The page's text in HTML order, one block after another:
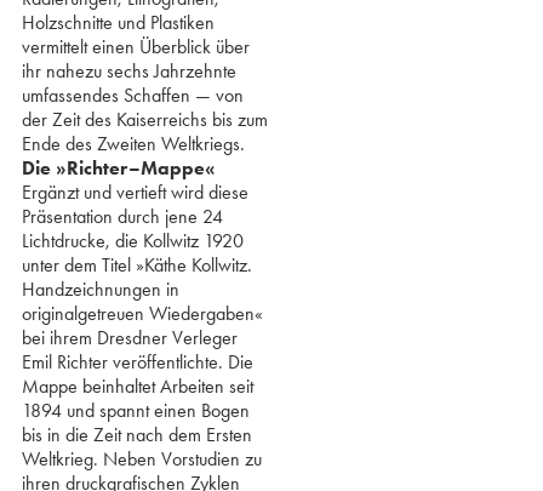
Holzschnitte und Plastiken
vermittelt einen Überblick über
ihr nahezu sechs Jahrzehnte
umfassendes Schaffen — von
der Zeit des Kaiserreichs bis zum
Ende des Zweiten Weltkriegs.
Die »Richter–Mappe«
Ergänzt und vertieft wird diese
Präsentation durch jene 24
Lichtdrucke, die Kollwitz 1920
unter dem Titel »Käthe Kollwitz.
Handzeichnungen in
originalgetreuen Wiedergaben«
bei ihrem Dresdner Verleger
Emil Richter veröffentlichte. Die
Mappe beinhaltet Arbeiten seit
1894 und spannt einen Bogen
bis in die Zeit nach dem Ersten
Weltkrieg. Neben Vorstudien zu
ihren druckgrafischen Zyklen